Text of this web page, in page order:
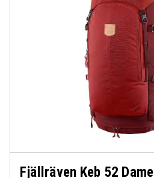
Fjällräven Keb 52 Dame